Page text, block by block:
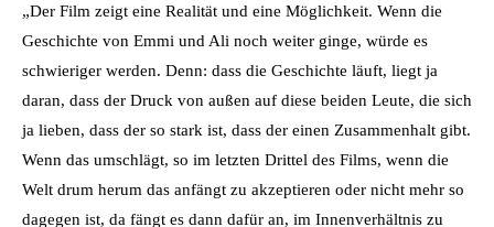
„Der Film zeigt eine Realität und eine Möglichkeit. Wenn die
Geschichte von Emmi und Ali noch weiter ginge, würde es
schwieriger werden. Denn: dass die Geschichte läuft, liegt ja
daran, dass der Druck von außen auf diese beiden Leute, die sich
ja lieben, dass der so stark ist, dass der einen Zusammenhalt gibt.
Wenn das umschlägt, so im letzten Drittel des Films, wenn die
Welt drum herum das anfängt zu akzeptieren oder nicht mehr so
dagegen ist, da fängt es dann dafür an, im Innenverhältnis zu